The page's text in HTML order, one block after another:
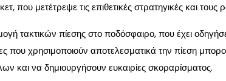
που μετέτρεψε τις επιθετικές στρατηγικές και
τακτικών πίεσης στο ποδόσφαιρο, που έχει
που χρησιμοποιούν αποτελεσματικά την πίεση
και να δημιουργήσουν ευκαιρίες σκοραρίσματος.